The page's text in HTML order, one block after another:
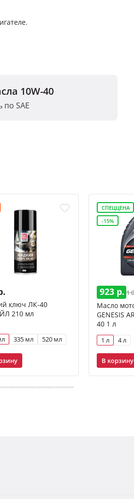
10W-40
по SAE
ключ ЛК-40
210 мл
335 мл 520 мл
СПЕЦЦЕНА
-15%
923 р. 1
Масло
GENESIS
40 1 л
1 л 4 л
В корзину